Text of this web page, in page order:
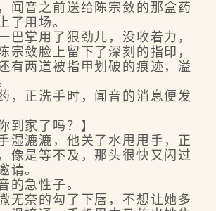
音之前送给陈宗敛的那盒药
了用场。
掌用了狠劲儿，没收着力，
宗敛脸上留下了深刻的指印，
有两道被指甲划破的痕迹，溢
正洗手时，闻音的消息便发
家了吗？】
漉漉，他关了水甩甩手，正
像是等不及，那头很快又闪过
请。
急性子。
奈的勾了下唇，不想让她多